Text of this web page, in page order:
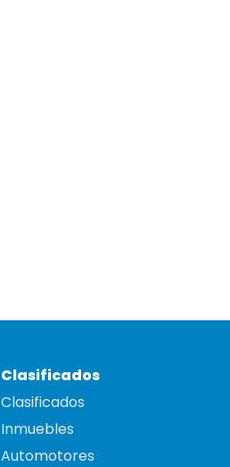
Clasificados
Clasificados
Inmuebles
Automotores